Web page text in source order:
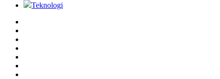
Teknologi